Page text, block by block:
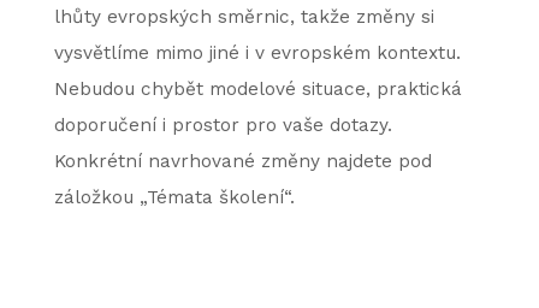
lhůty evropských směrnic, takže změny si
vysvětlíme mimo jiné i v evropském kontextu.
Nebudou chybět modelové situace, praktická
doporučení i prostor pro vaše dotazy.
Konkrétní navrhované změny najdete pod
záložkou „Témata školení“.